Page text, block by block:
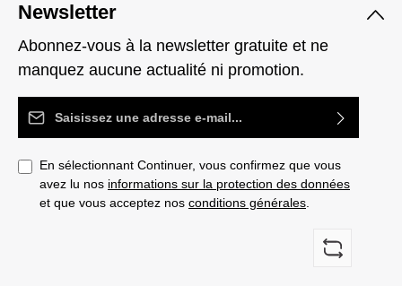
Newsletter
Abonnez-vous à la newsletter gratuite et ne
manquez aucune actualité ni promotion.
Adresse e-mail*
En sélectionnant Continuer, vous confirmez que vous
avez lu nos informations sur la protection des données
et que vous acceptez nos conditions générales.